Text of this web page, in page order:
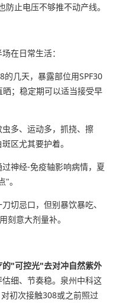
止电压不够推不动产线。
在日常生活：
几天，暴露部位用SPF30
；稳定期可以适当接受早
多、运动多，抓挠、擦
区尤其要护着。
神经-免疫轴影响病情，夏
。
切忌口，但别暴饮暴吃、
刻意大剂量补。
的"可控光"去对冲自然紫外
细、节奏稳。泉州中科这
初次接触308或之前照过